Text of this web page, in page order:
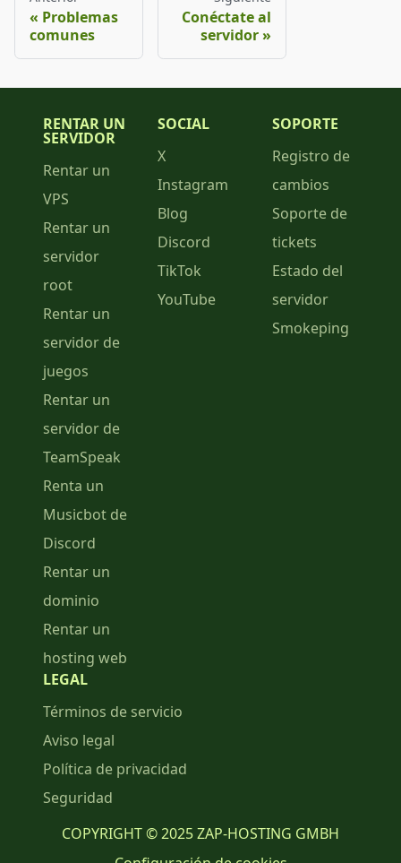
Problemas
comunes
Conéctate al
servidor
RENTAR UN
SERVIDOR
Rentar un
VPS
Rentar un
servidor
root
Rentar un
servidor de
juegos
Rentar un
servidor de
TeamSpeak
Renta un
Musicbot de
Discord
Rentar un
dominio
Rentar un
hosting web
SOCIAL
X
Instagram
Blog
Discord
TikTok
YouTube
SOPORTE
Registro de
cambios
Soporte de
tickets
Estado del
servidor
Smokeping
LEGAL
Términos de servicio
Aviso legal
Política de privacidad
Seguridad
COPYRIGHT © 2025 ZAP-HOSTING GMBH